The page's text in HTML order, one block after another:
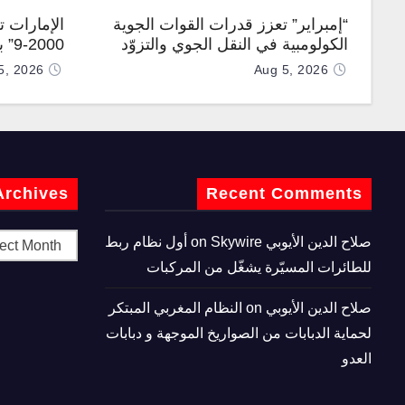
“إمبراير” تعزز قدرات القوات الجوية
الكولومبية في النقل الجوي والتزوّد
بالوقود جوًا من خلال تزويدها بطائرتي
Aug 5, 2026
المطورة
2026
Recent Comments
صلاح الدين الأيوبي
Skywire أول نظام ربط
للطائرات المسيّرة يشغّل من المركبات
صلاح الدين الأيوبي
النظام المغربي المبتكر
لحماية الدبابات من الصواريخ الموجهة و دبابات
العدو